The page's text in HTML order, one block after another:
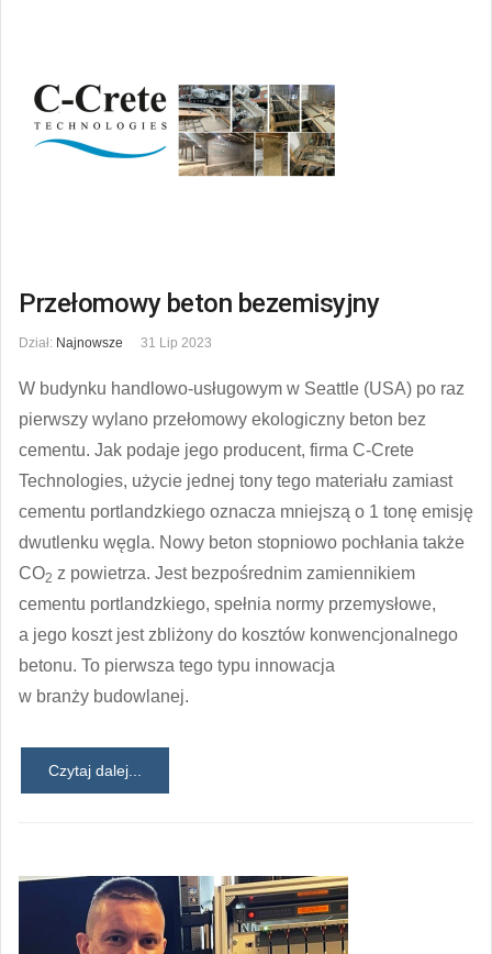
Przełomowy beton bezemisyjny
Dział: Najnowsze 31 Lip 2023
W budynku handlowo-usługowym w Seattle (USA) po raz
pierwszy wylano przełomowy ekologiczny beton bez
cementu. Jak podaje jego producent, firma C-Crete
Technologies, użycie jednej tony tego materiału zamiast
cementu portlandzkiego oznacza mniejszą o 1 tonę emisję
dwutlenku węgla. Nowy beton stopniowo pochłania także
CO2 z powietrza. Jest bezpośrednim zamiennikiem
cementu portlandzkiego, spełnia normy przemysłowe,
a jego koszt jest zbliżony do kosztów konwencjonalnego
betonu. To pierwsza tego typu innowacja
w branży budowlanej.
Czytaj dalej...